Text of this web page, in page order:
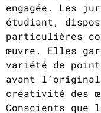
engagée. Les
étudiant,
particulières
œuvre. Elles
variété de
avant
créativité des
Conscients que